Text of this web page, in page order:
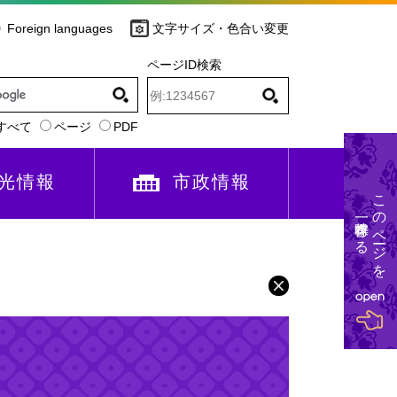
Foreign languages 文字サイズ・色合い変更
べて ページ PDF
ページID検索
情報 市政情報
このページを
一時保存する